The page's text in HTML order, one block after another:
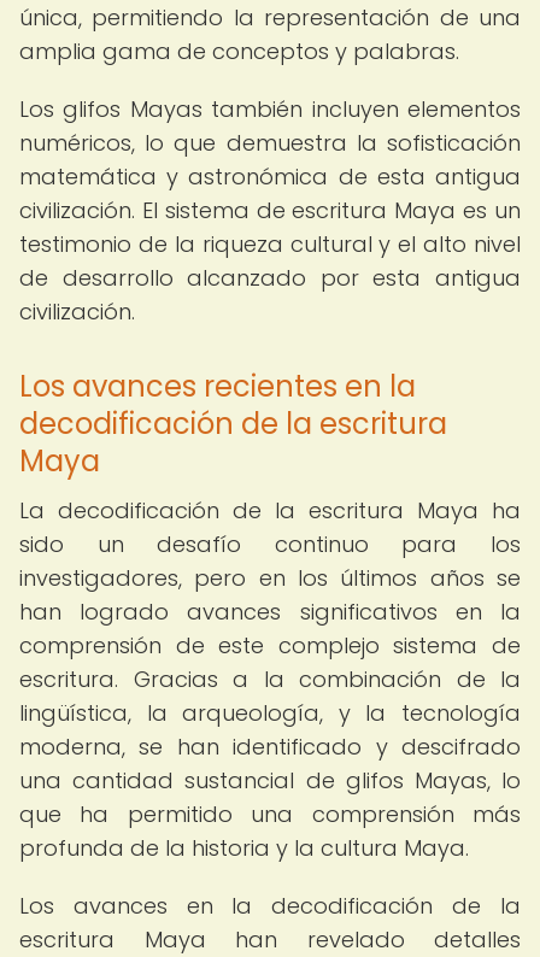
única, permitiendo la representación de una
amplia gama de conceptos y palabras.
Los glifos Mayas también incluyen elementos
numéricos, lo que demuestra la sofisticación
matemática y astronómica de esta antigua
civilización. El sistema de escritura Maya es un
testimonio de la riqueza cultural y el alto nivel
de desarrollo alcanzado por esta antigua
civilización.
Los avances recientes en la
decodificación de la escritura
Maya
La decodificación de la escritura Maya ha
sido un desafío continuo para los
investigadores, pero en los últimos años se
han logrado avances significativos en la
comprensión de este complejo sistema de
escritura. Gracias a la combinación de la
lingüística, la arqueología, y la tecnología
moderna, se han identificado y descifrado
una cantidad sustancial de glifos Mayas, lo
que ha permitido una comprensión más
profunda de la historia y la cultura Maya.
Los avances en la decodificación de la
escritura Maya han revelado detalles